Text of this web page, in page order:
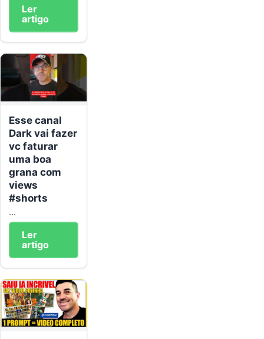
Ler
artigo
Esse canal
Dark vai fazer
vc faturar
uma boa
grana com
views
#shorts
...
Ler
artigo